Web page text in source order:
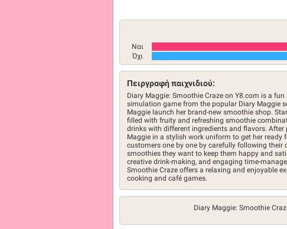
Ναι
Όχι
Πειργραφή παιχνιδιού:
Diary Maggie: Smoothie Craze on Y8.com is a
simulation game from the popular Diary Maggie
Maggie launch her brand-new smoothie shop.
filled with fruity and refreshing smoothie
drinks with different ingredients and flavors. After
Maggie in a stylish work uniform to get her ready
customers one by one by carefully following their
smoothies they want to keep them happy and
creative drink-making, and engaging time-
Smoothie Craze offers a relaxing and enjoyable
cooking and café games.
Diary Maggie: Smoothie